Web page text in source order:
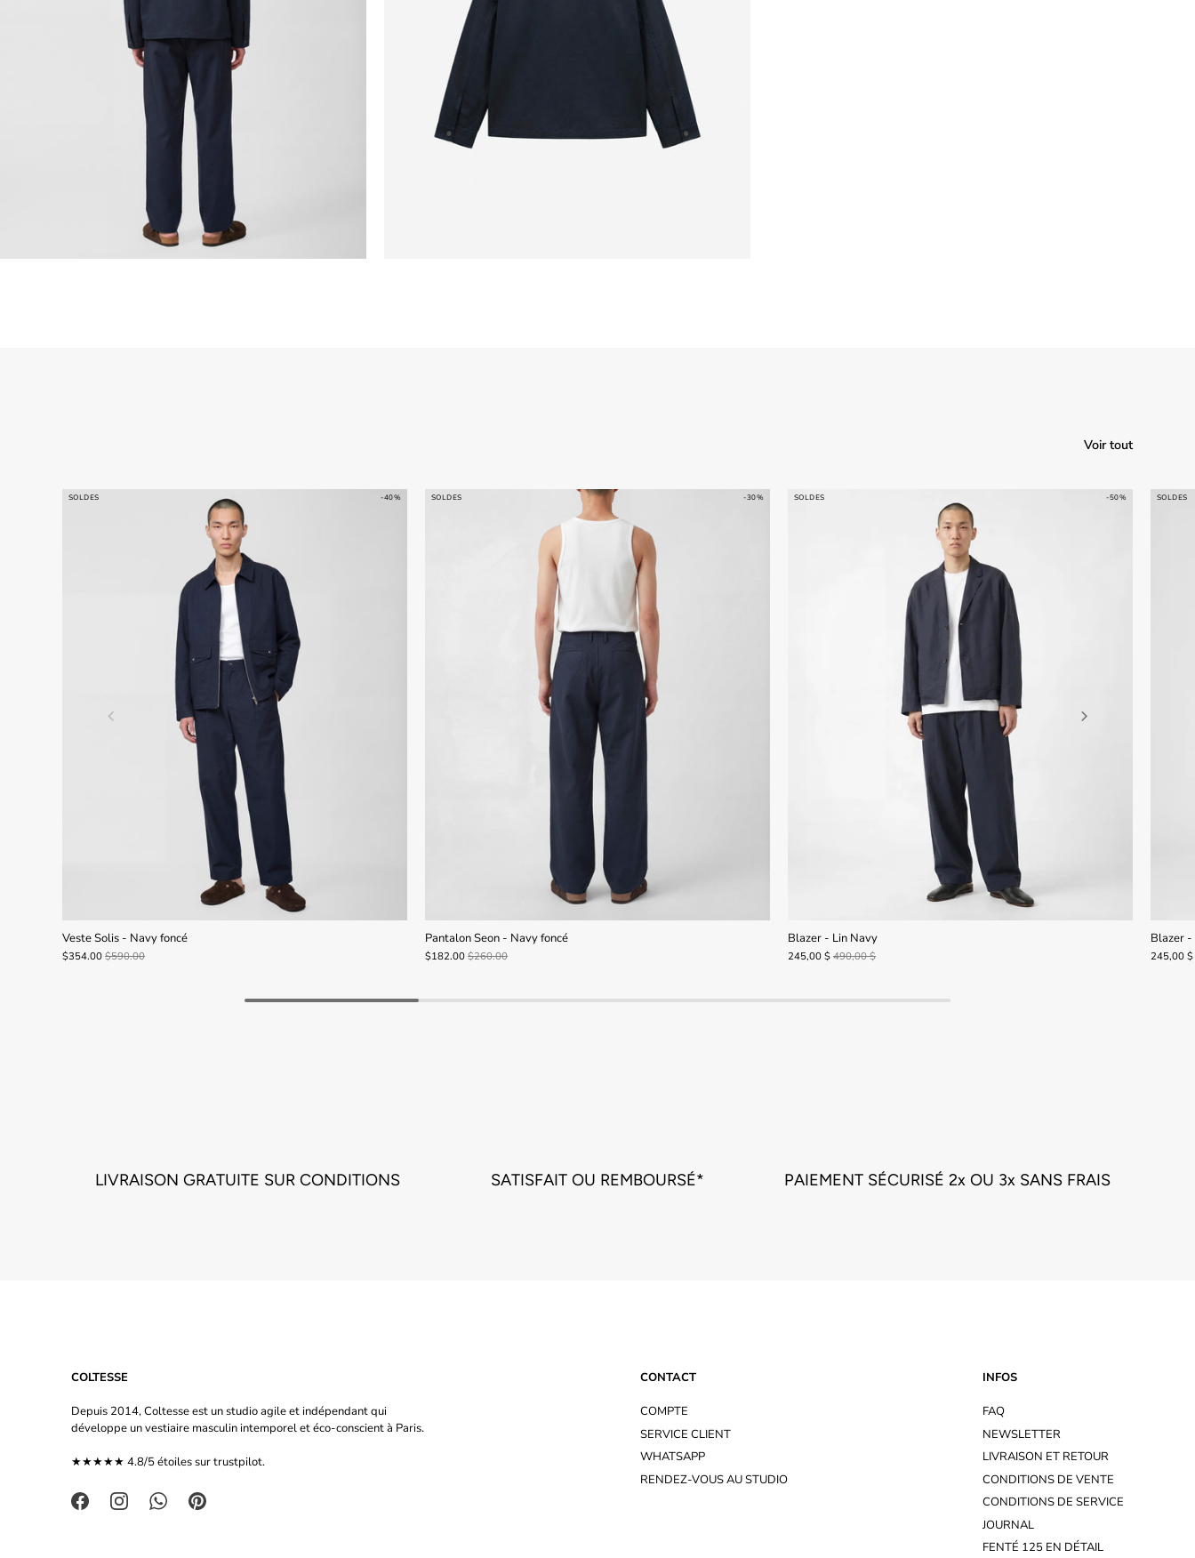
Voir tout
SOLDES -40%
Veste Solis - Navy foncé
$354.00 $590.00
SOLDES -30%
Pantalon Seon - Navy foncé
$182.00 $260.00
SOLDES -50%
Blazer - Lin Navy
245,00 $ 490,00 $
SOLDES
Blazer -
245,00 $
LIVRAISON GRATUITE SUR CONDITIONS SATISFAIT OU REMBOURSÉ* PAIEMENT SÉCURISÉ 2x OU 3x SANS FRAIS
COLTESSE
Depuis 2014, Coltesse est un studio agile et indépendant qui
développe un vestiaire masculin intemporel et éco-conscient à Paris.
★★★★★ 4.8/5 étoiles surtrustpilot.
CONTACT
COMPTE
SERVICE CLIENT
WHATSAPP
RENDEZ-VOUS AU STUDIO
INFOS
FAQ
NEWSLETTER
LIVRAISON ET RETOUR
CONDITIONS DE VENTE
CONDITIONS DE SERVICE
JOURNAL
FENTÉ 125 EN DÉTAIL